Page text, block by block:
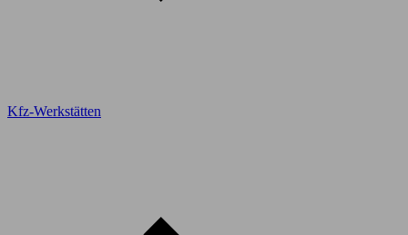
Kfz-Werkstätten